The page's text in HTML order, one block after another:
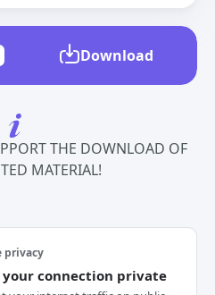
Download
THE DOWNLOAD OF
MATERIAL!
privacy
your connection private